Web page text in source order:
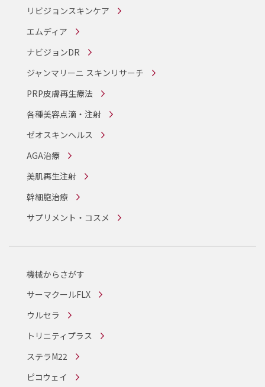
リビジョンスキンケア
エムディア
ナビジョンDR
ジャンマリーニ スキンリサーチ
PRP皮膚再生療法
各種美容点滴・注射
ゼオスキンヘルス
AGA治療
美肌再生注射
幹細胞治療
サプリメント・コスメ
機械からさがす
サーマクールFLX
ウルセラ
トリニティプラス
ステラM22
ピコウェイ